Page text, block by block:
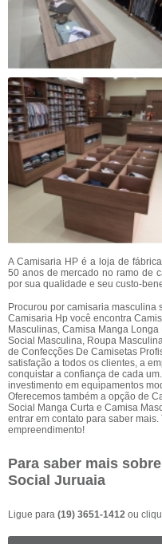
A Camisaria HP é a loja de
50 anos de mercado no ramo de
por sua qualidade e seu custo-
Procurou por camisaria
Camisaria Hp você encontra
Masculinas, Camisa Manga
Social Masculina, Roupa
de Confecções De Camisetas
satisfação a todos os clientes, a
conquistar a confiança de cada
investimento em equipamentos
Oferecemos também a opção de
Social Manga Curta e Camisa
entrar em contato para saber
empreendimento!
Para saber mais
Social Juruaia
Ligue para (19) 3651-1412 ou